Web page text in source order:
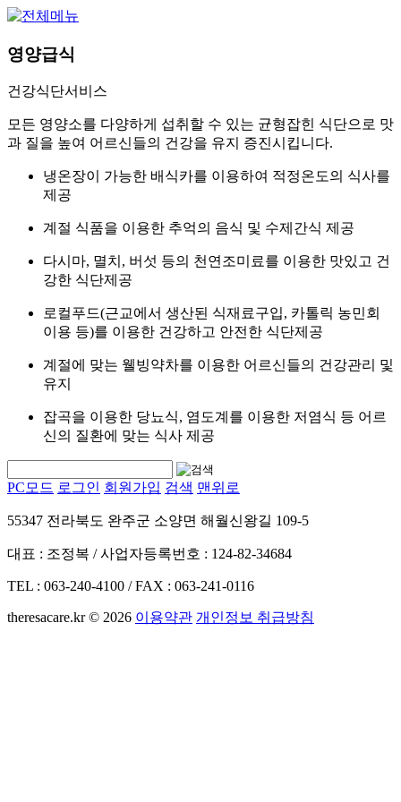
영양급식
건강식단서비스
모든 영양소를 다양하게 섭취할 수 있는 균형잡힌 식단으로 맛
과 질을 높여 어르신들의 건강을 유지 증진시킵니다.
냉온장이 가능한 배식카를 이용하여 적정온도의 식사를
제공
계절 식품을 이용한 추억의 음식 및 수제간식 제공
다시마, 멸치, 버섯 등의 천연조미료를 이용한 맛있고 건
강한 식단제공
로컬푸드(근교에서 생산된 식재료구입, 카톨릭 농민회
이용 등)를 이용한 건강하고 안전한 식단제공
계절에 맞는 웰빙약차를 이용한 어르신들의 건강관리 및
유지
잡곡을 이용한 당뇨식, 염도계를 이용한 저염식 등 어르
신의 질환에 맞는 식사 제공
PC모드 로그인 회원가입 검색 맨위로
55347 전라북도 완주군 소양면 해월신왕길 109-5
대표 : 조정복 / 사업자등록번호 : 124-82-34684
TEL : 063-240-4100 / FAX : 063-241-0116
theresacare.kr © 2026 이용약관 개인정보 취급방침